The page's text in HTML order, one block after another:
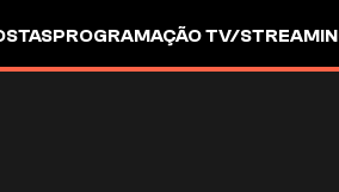
PROGRAMAÇÃO TV/